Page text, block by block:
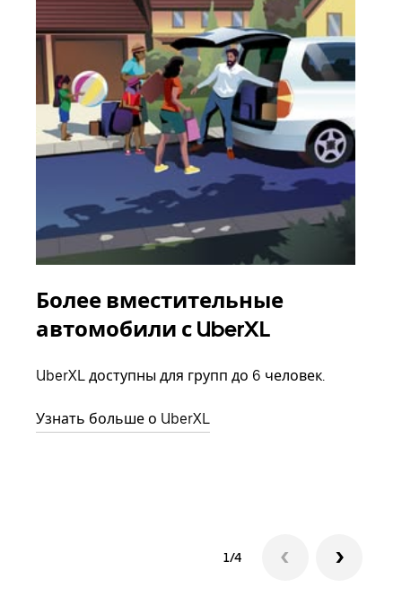
Более вместительные
автомобили с UberXL
UberXL доступны для групп до 6 человек.
Узнать больше о UberXL
1/4